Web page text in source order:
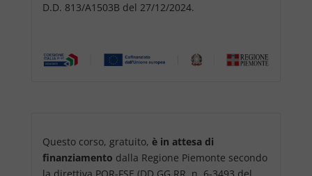
D.D. 813/A1503B del 27/12/2024.
Questo corso, gratuito, è in attesa di
finanziamento dalla Regione Piemonte secondo